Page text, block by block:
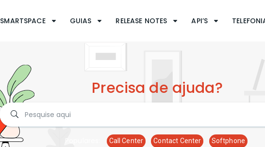
SMARTSPACE GUIAS RELEASE NOTES API’S
Precisa de ajuda?
Call Center Contact Center Softphone